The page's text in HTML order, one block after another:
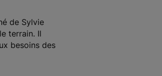
de Sylvie
terrain. Il
besoins des